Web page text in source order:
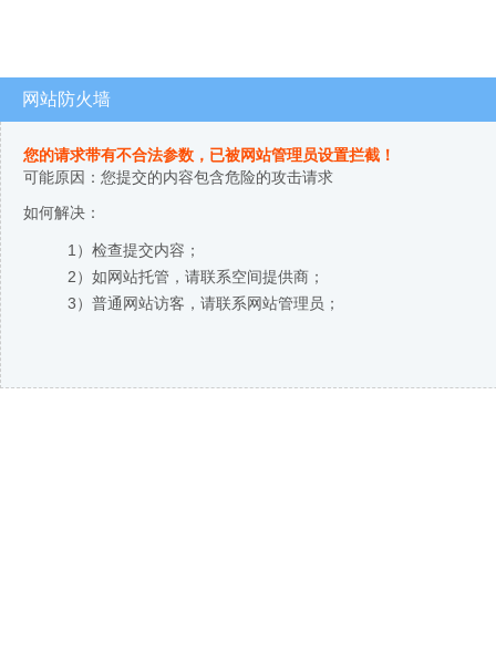
网站防火墙
您的请求带有不合法参数，已被网站管理员设置拦截！
可能原因：您提交的内容包含危险的攻击请求
如何解决：
1）检查提交内容；
2）如网站托管，请联系空间提供商；
3）普通网站访客，请联系网站管理员；